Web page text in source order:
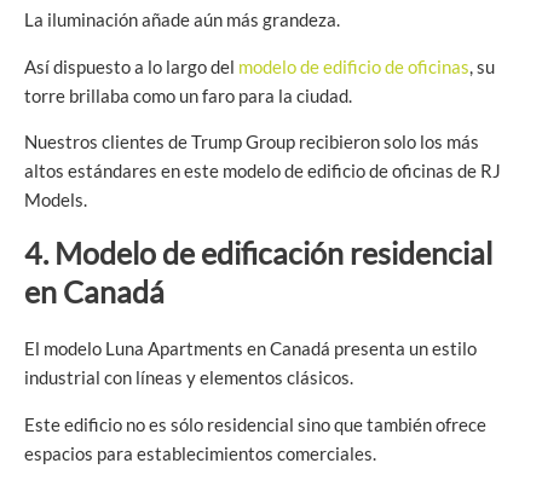
La iluminación añade aún más grandeza.
Así dispuesto a lo largo del modelo de edificio de oficinas, su
torre brillaba como un faro para la ciudad.
Nuestros clientes de Trump Group recibieron solo los más
altos estándares en este modelo de edificio de oficinas de RJ
Models.
4. Modelo de edificación residencial
en Canadá
El modelo Luna Apartments en Canadá presenta un estilo
industrial con líneas y elementos clásicos.
Este edificio no es sólo residencial sino que también ofrece
espacios para establecimientos comerciales.